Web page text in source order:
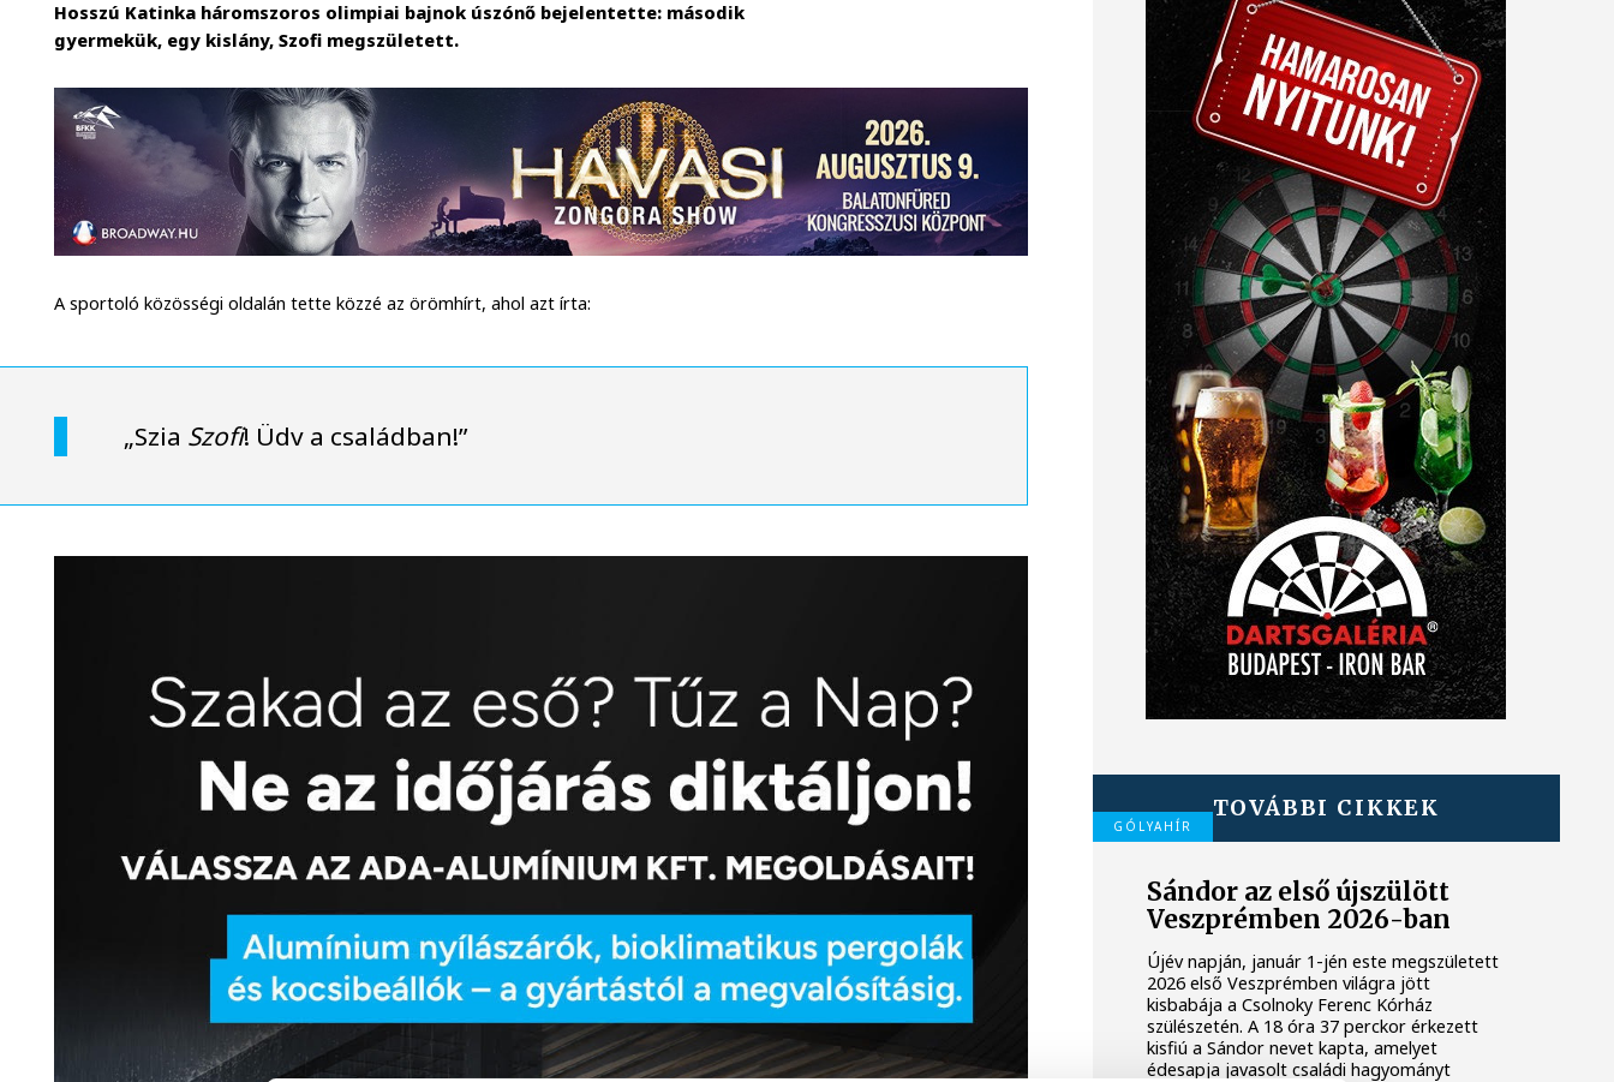
Hosszú Katinka háromszoros olimpiai bajnok úszónő bejelentette: második
gyermekük, egy kislány, Szofi megszületett.
A sportoló közösségi oldalán tette közzé az örömhírt, ahol azt írta:
„Szia Szofi! Üdv a családban!”
TOVÁBBI CIKKEK
GÓLYAHÍR
Sándor az első újszülött
Veszprémben 2026-ban
Újév napján, január 1-jén este megszületett
2026 első Veszprémben világra jött
kisbabája a Csolnoky Ferenc Kórház
szülészetén. A 18 óra 37 perckor érkezett
kisfiú a Sándor nevet kapta, amelyet
édesapja javasolt családi hagyományt